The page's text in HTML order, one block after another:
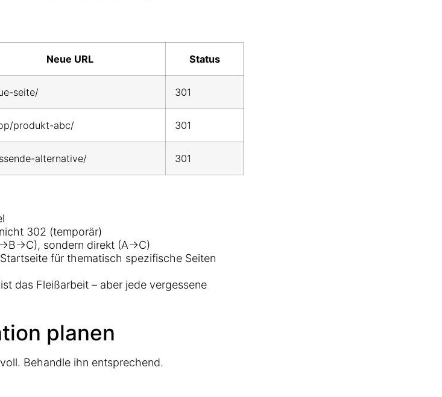
Neue URL Status
seite/ 301
produkt-abc/ 301
alternative/ 301
302 (temporär)
sondern direkt (A→C)
für thematisch spezifische Seiten
das Fleißarbeit – aber jede vergessene
planen
Behandle ihn entsprechend.